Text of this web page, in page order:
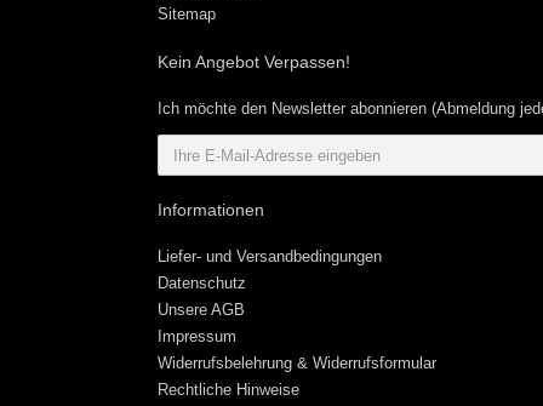
Sitemap
Kein Angebot Verpassen!
Ich möchte den Newsletter abonnieren (Abmeldung
Informationen
Liefer- und Versandbedingungen
Datenschutz
Unsere AGB
Impressum
Widerrufsbelehrung & Widerrufsformular
Rechtliche Hinweise